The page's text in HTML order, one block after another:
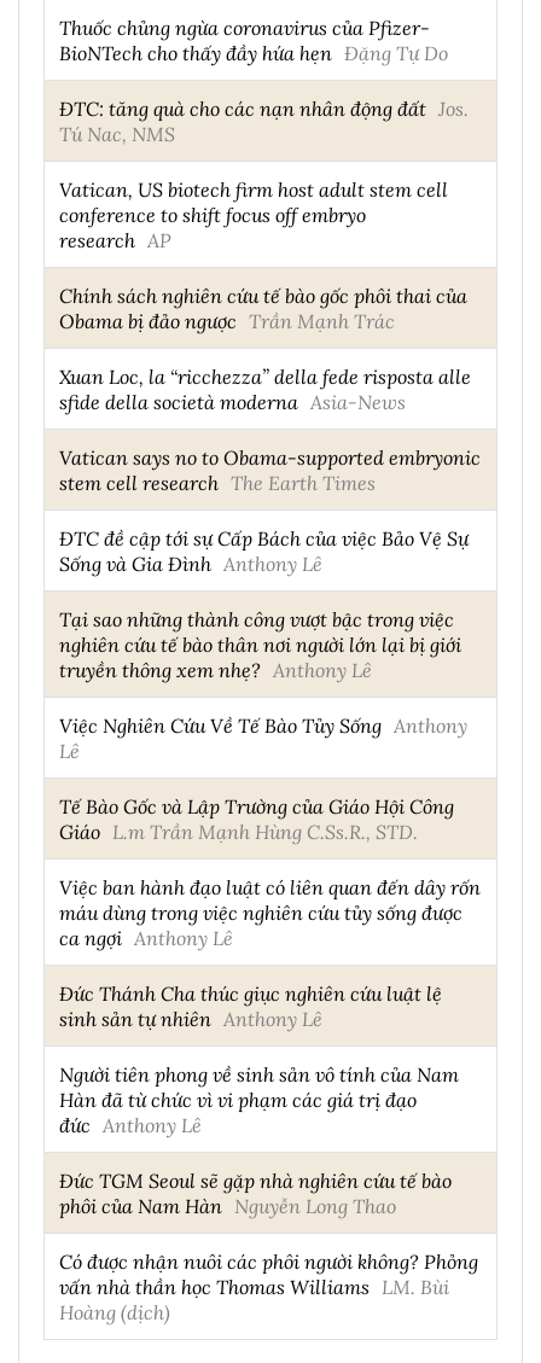
Thuốc chủng ngừa coronavirus của Pfizer-
BioNTech cho thấy đầy hứa hẹn Đặng Tự Do
ĐTC: tăng quà cho các nạn nhân động đất Jos.
Tú Nac, NMS
Vatican, US biotech firm host adult stem cell
conference to shift focus off embryo
research AP
Chính sách nghiên cứu tế bào gốc phôi thai của
Obama bị đảo ngược Trần Mạnh Trác
Xuan Loc, la “ricchezza” della fede risposta alle
sfide della società moderna Asia-News
Vatican says no to Obama-supported embryonic
stem cell research The Earth Times
ĐTC đề cập tới sự Cấp Bách của việc Bảo Vệ Sự
Sống và Gia Đình Anthony Lê
Tại sao những thành công vượt bậc trong việc
nghiên cứu tế bào thân nơi người lớn lại bị giới
truyền thông xem nhẹ? Anthony Lê
Việc Nghiên Cứu Về Tế Bào Tủy Sống Anthony
Lê
Tế Bào Gốc và Lập Trường của Giáo Hội Công
Giáo L.m Trần Mạnh Hùng C.Ss.R., STD.
Việc ban hành đạo luật có liên quan đến dây rốn
máu dùng trong việc nghiên cứu tủy sống được
ca ngợi Anthony Lê
Đức Thánh Cha thúc giục nghiên cứu luật lệ
sinh sản tự nhiên Anthony Lê
Người tiên phong về sinh sản vô tính của Nam
Hàn đã từ chức vì vi phạm các giá trị đạo
đức Anthony Lê
Đức TGM Seoul sẽ gặp nhà nghiên cứu tế bào
phôi của Nam Hàn Nguyễn Long Thao
Có được nhận nuôi các phôi người không? Phỏng
vấn nhà thần học Thomas Williams LM. Bùi
Hoàng (dịch)